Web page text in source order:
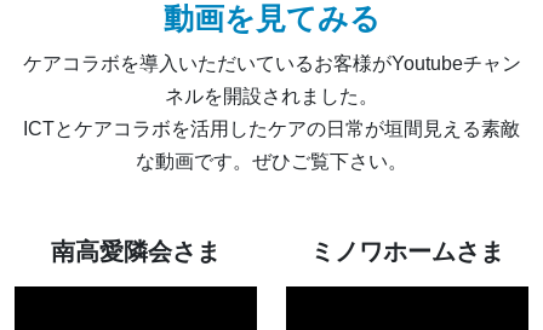
動画を見てみる
ケアコラボを導入いただいているお客様がYoutubeチャン
ネルを開設されました。
ICTとケアコラボを活用したケアの日常が垣間見える素敵
な動画です。ぜひご覧下さい。
南高愛隣会さま ミノワホームさま